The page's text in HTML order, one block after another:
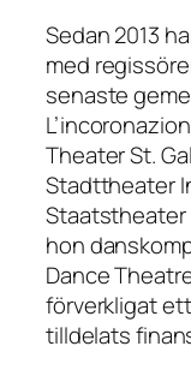
Sedan 2013
med
senaste
Theater St.
Stadttheater
Staatstheater
hon
Dance
förverkligat
tilldelats